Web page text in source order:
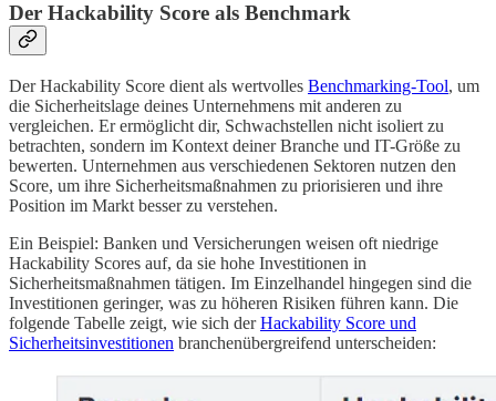
Der Hackability Score als Benchmark
Der Hackability Score dient als wertvolles Benchmarking-Tool, um
die Sicherheitslage deines Unternehmens mit anderen zu
vergleichen. Er ermöglicht dir, Schwachstellen nicht isoliert zu
betrachten, sondern im Kontext deiner Branche und IT-Größe zu
bewerten. Unternehmen aus verschiedenen Sektoren nutzen den
Score, um ihre Sicherheitsmaßnahmen zu priorisieren und ihre
Position im Markt besser zu verstehen.
Ein Beispiel: Banken und Versicherungen weisen oft niedrige
Hackability Scores auf, da sie hohe Investitionen in
Sicherheitsmaßnahmen tätigen. Im Einzelhandel hingegen sind die
Investitionen geringer, was zu höheren Risiken führen kann. Die
folgende Tabelle zeigt, wie sich derHackability Score und
Sicherheitsinvestitionen branchenübergreifend unterscheiden: